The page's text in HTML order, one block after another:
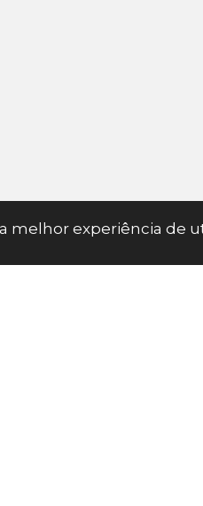
melhor experiência de